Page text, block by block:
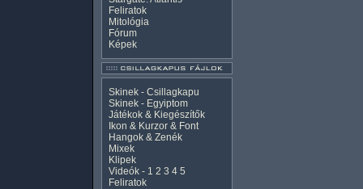
Feliratok
Mitológia
Fórum
Képek
Skinek - Csillagkapu
Skinek - Egyiptom
Játékok & Kiegészítők
Ikon & Kurzor & Font
Hangok & Zenék
Mixek
Klipek
Videók- 1 2 3 4 5
Feliratok